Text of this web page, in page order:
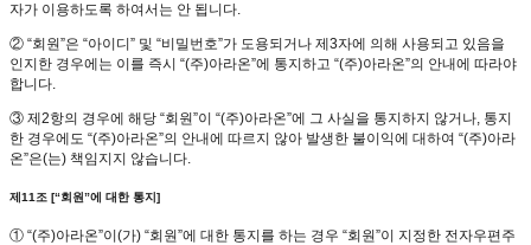
자가 이용하도록 하여서는 안 됩니다.
② “회원”은 “아이디” 및 “비밀번호”가 도용되거나 제3자에 의해 사용되고 있음을
인지한 경우에는 이를 즉시 “(주)아라온”에 통지하고 “(주)아라온”의 안내에 따라야
합니다.
③ 제2항의 경우에 해당 “회원”이 “(주)아라온”에 그 사실을 통지하지 않거나, 통지
한 경우에도 “(주)아라온”의 안내에 따르지 않아 발생한 불이익에 대하여 “(주)아라
온”은(는) 책임지지 않습니다.
제11조 [“회원”에 대한 통지]
① “(주)아라온”이(가) “회원”에 대한 통지를 하는 경우 “회원”이 지정한 전자우편주